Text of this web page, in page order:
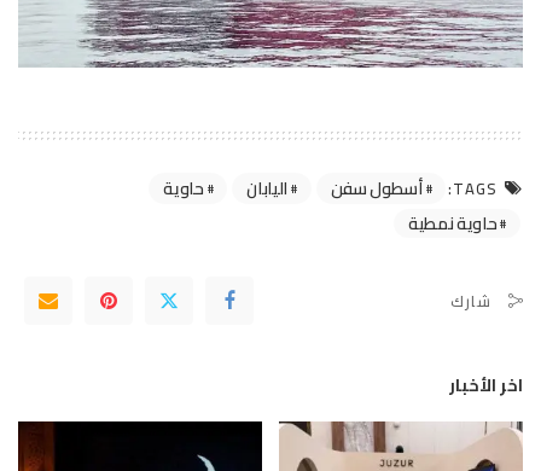
TAGS: أسطول سفن اليابان
حاوية
حاوية نمطية
شارك
اخر الأخبار